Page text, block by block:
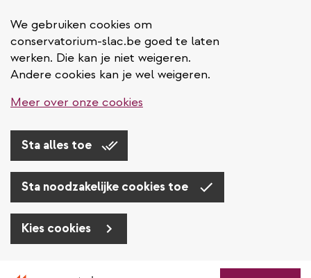
We gebruiken cookies om
conservatorium-slac.be goed te laten
werken. Die kan je niet weigeren.
Andere cookies kan je wel weigeren.
Meer over onze cookies
Sta alles toe
Sta noodzakelijke cookies toe
Kies cookies